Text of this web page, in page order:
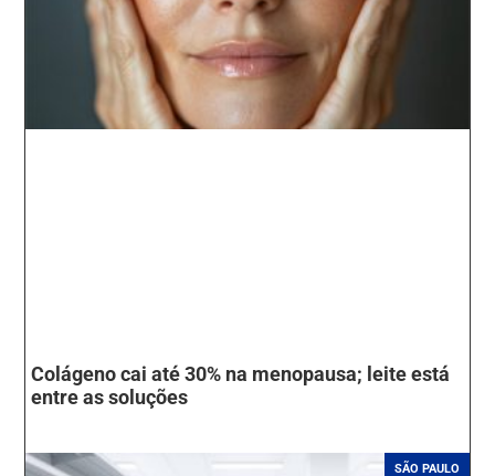
Colágeno cai até 30% na menopausa; leite está
entre as soluções
SÃO PAULO